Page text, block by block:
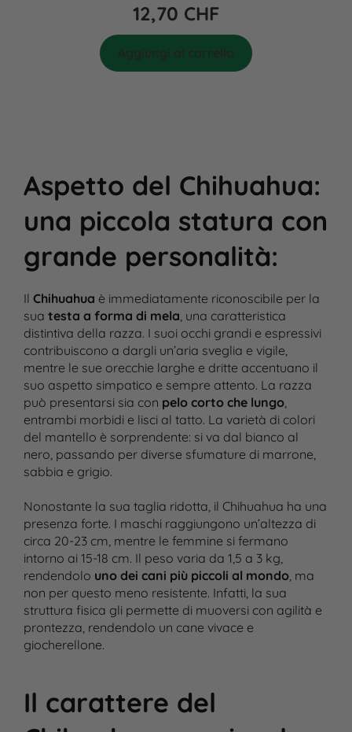
12,70 CHF
Aspetto del Chihuahua:
una piccola statura con
grande personalità:
Il Chihuahua è immediatamente riconoscibile per la
sua testa a forma di mela, una caratteristica
distintiva della razza. I suoi occhi grandi e espressivi
contribuiscono a dargli un’aria sveglia e vigile,
mentre le sue orecchie larghe e dritte accentuano il
suo aspetto simpatico e sempre attento. La razza
può presentarsi sia con pelo corto che lungo,
entrambi morbidi e lisci al tatto. La varietà di colori
del mantello è sorprendente: si va dal bianco al
nero, passando per diverse sfumature di marrone,
sabbia e grigio.
Nonostante la sua taglia ridotta, il Chihuahua ha una
presenza forte. I maschi raggiungono un’altezza di
circa 20-23 cm, mentre le femmine si fermano
intorno ai 15-18 cm. Il peso varia da 1,5 a 3 kg,
rendendolo uno dei cani più piccoli al mondo, ma
non per questo meno resistente. Infatti, la sua
struttura fisica gli permette di muoversi con agilità e
prontezza, rendendolo un cane vivace e
giocherellone.
Il carattere del